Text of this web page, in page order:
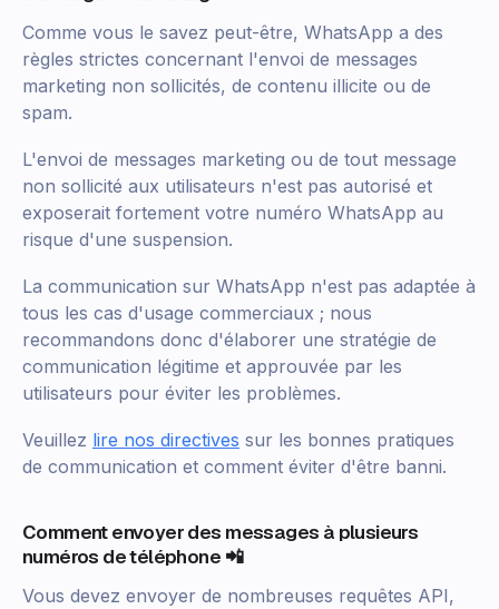
Comme vous le savez peut-être, WhatsApp a des
règles strictes concernant l'envoi de messages
marketing non sollicités, de contenu illicite ou de
spam.
L'envoi de messages marketing ou de tout message
non sollicité aux utilisateurs n'est pas autorisé et
exposerait fortement votre numéro WhatsApp au
risque d'une suspension.
La communication sur WhatsApp n'est pas adaptée à
tous les cas d'usage commerciaux ; nous
recommandons donc d'élaborer une stratégie de
communication légitime et approuvée par les
utilisateurs pour éviter les problèmes.
Veuillez lire nos directives sur les bonnes pratiques
de communication et comment éviter d'être banni.
Comment envoyer des messages à plusieurs
numéros de téléphone 📲
Vous devez envoyer de nombreuses requêtes API,